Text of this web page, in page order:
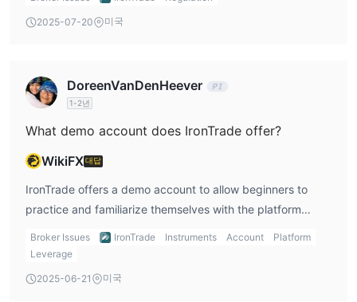
IronTrade의 수수료는 바이너리 옵션 모델로 인해 평균보다 높습니
성을 저하시키는
80%
거래 플랫폼
제공된 설명에 따르면, IronTrade은(는) 사용자 정의된 전용 거래 플
랫폼을 제공하며, 이는 고정된 결과를 가진 바이너리 옵션 스타일의
거래(가격 방향 예측)에 최적화되었을 것으로 예상됩니다.
입출금
IronTrade 입금 또는 출금 수수료를 명시적으로 부과하지 않지만, 처
리 시간 및 가능한 제3자 수수료는 사용하는 결제 방법에 따라 다릅
2025-07-20 미국
DoreenVanDenHeever
1-2년
What demo account does IronTrade offer?
WikiFX대답
IronTrade offers a demo account to allow beginners to
practice and familiarize themselves with the platform
before trading with real money.
Broker Issues IronTrade Instruments Account
Platform
Leverage
2025-06-21 미국